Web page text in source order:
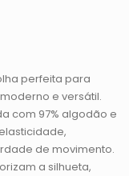
perfeita para
e versátil.
com 97% algodão e
de movimento.
a silhueta,